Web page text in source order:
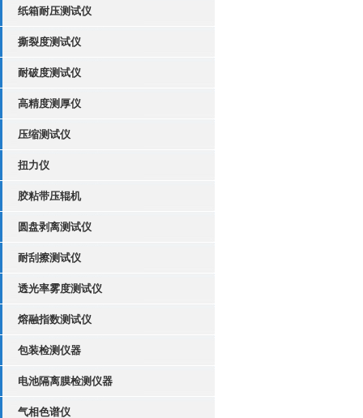
纸箱耐压测试仪
撕裂度测试仪
耐破度测试仪
高精度测厚仪
压缩测试仪
扭力仪
胶粘带压辊机
圆盘剥离测试仪
耐刮擦测试仪
透光率雾度测试仪
熔融指数测试仪
包装检测仪器
电池隔离膜检测仪器
气相色谱仪